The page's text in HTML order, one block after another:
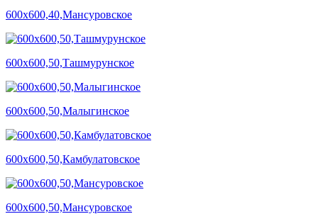
600х600,40,Мансуровское
600х600,50,Ташмурунское
600х600,50,Малыгинское
600х600,50,Камбулатовское
600х600,50,Мансуровское